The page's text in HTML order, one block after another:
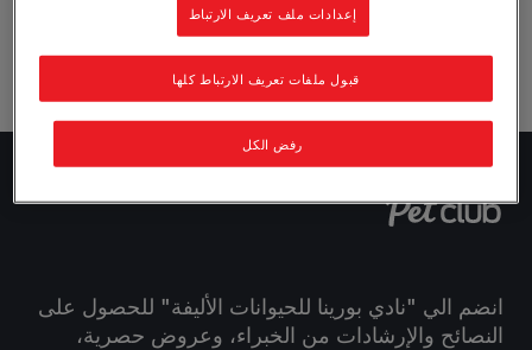
انضم الي "نادي بورينا للحيوانات الأليفة" للحصول على
النصائح والإرشادات من الخبراء، وعروض حصرية،
إعدادات ملف تعريف الارتباط
رفض الكل
قبول ملفات تعريف الارتباط كلها